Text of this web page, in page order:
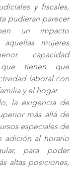
y fiscales,
pudieran parecer
un impacto
mujeres
capacidad
tienen que
laboral con
y el hogar.
la exigencia de
más allá de
especiales de
adición al horario
para poder
altas posiciones,